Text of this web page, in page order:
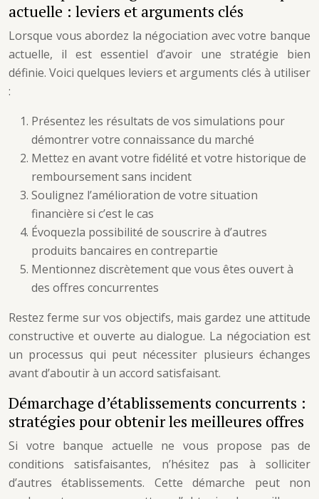
actuelle : leviers et arguments clés
Lorsque vous abordez la négociation avec votre banque
actuelle, il est essentiel d’avoir une stratégie bien
définie. Voici quelques leviers et arguments clés à utiliser
:
Présentez les résultats de vos simulations pour
démontrer votre connaissance du marché
Mettez en avant votre fidélité et votre historique de
remboursement sans incident
Soulignez l’amélioration de votre situation
financière si c’est le cas
Évoquezla possibilité de souscrire à d’autres
produits bancaires en contrepartie
Mentionnez discrètement que vous êtes ouvert à
des offres concurrentes
Restez ferme sur vos objectifs, mais gardez une attitude
constructive et ouverte au dialogue. La négociation est
un processus qui peut nécessiter plusieurs échanges
avant d’aboutir à un accord satisfaisant.
Démarchage d’établissements concurrents :
stratégies pour obtenir les meilleures offres
Si votre banque actuelle ne vous propose pas de
conditions satisfaisantes, n’hésitez pas à solliciter
d’autres établissements. Cette démarche peut non